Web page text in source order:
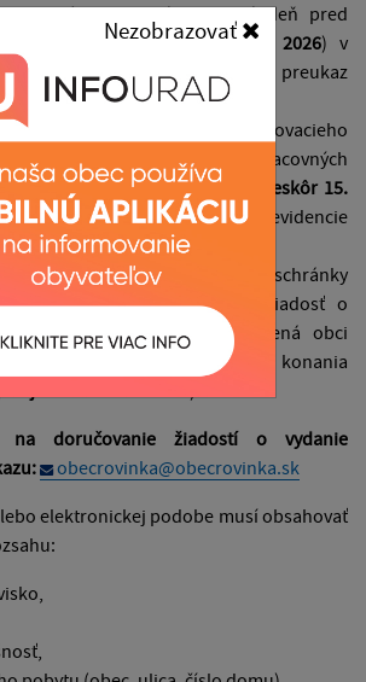
Nezobrazovať
najneskôr posledný pracovný deň pred
(t. j.najneskôr 03. 07. 2026) v
obce. Obec vydá hlasovací preukaz
aby žiadosť o vydanie hlasovacieho
doručená obci najneskôr 15 pracovných
konania referenda (t. j.
najneskôr 15.
Obec Rovinka, Referát evidencie
350/95, 900 41 Rovinka;
(e-mailom alebo do elektronickej schránky
slovensko.sk
) tak, aby žiadosť o
preukazu bola doručená obci
pracovných dní predo dňom konania
na doručovanie žiadostí o vydanie
obecrovinka@obecrovinka.sk
elektronickej podobe musí obsahovať